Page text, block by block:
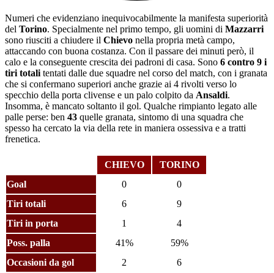
Numeri che evidenziano inequivocabilmente la manifesta superiorità
del Torino. Specialmente nel primo tempo, gli uomini di Mazzarri
sono riusciti a chiudere il Chievo nella propria metà campo,
attaccando con buona costanza. Con il passare dei minuti però, il
calo e la conseguente crescita dei padroni di casa. Sono 6 contro 9 i
tiri totali tentati dalle due squadre nel corso del match, con i granata
che si confermano superiori anche grazie ai 4 rivolti verso lo
specchio della porta clivense e un palo colpito da Ansaldi.
Insomma, è mancato soltanto il gol. Qualche rimpianto legato alle
palle perse: ben 43 quelle granata, sintomo di una squadra che
spesso ha cercato la via della rete in maniera ossessiva e a tratti
frenetica.
CHIEVO
TORINO
Goal
0
0
Tiri totali
6
9
Tiri in porta
1
4
Poss. palla
41%
59%
Occasioni da gol
2
6